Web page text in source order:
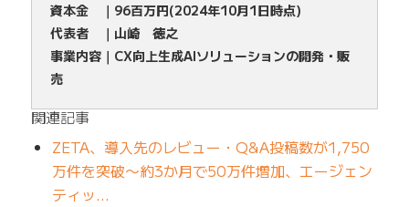
資本金 ｜96百万円(2024年10月1日時点)
代表者 ｜山崎 徳之
事業内容｜CX向上生成AIソリューションの開発・販
売
関連記事
ZETA、導入先のレビュー・Q&A投稿数が1,750
万件を突破〜約3か月で50万件増加、エージェン
ティッ…